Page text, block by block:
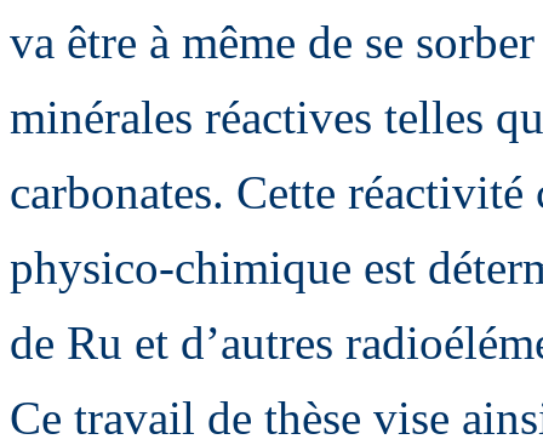
va être à même de se
minérales réactives telles
carbonates. Cette
physico-chimique est
de Ru et d’autres
Ce travail de thèse vise